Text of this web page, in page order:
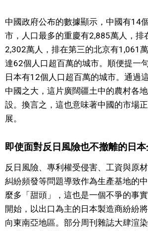
中國政府公布的數據顯示，中國有14
市，人口最多的重慶有2,885萬人，排
2,302萬人，排在第三的北京有1,061
達62個人口超百萬的城市。順便提一
日本有12個人口超百萬的城市。通過
中國之大，這片廣闊疆土中的農村各
設。換言之，這也意味著中國的市場
展。
即使面對反日風險也不撤離的日
反日風險、專利權受侵害、工資與原
糾紛頻發等問題導致作為生產基地的
麼多「甜頭」，這也是一個不爭的事
開始，以出口為主的日本製造商紛紛
向東南亞地區。部分周刊雜誌大肆渲